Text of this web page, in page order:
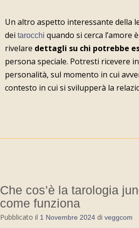
Un altro aspetto interessante della
dei tarocchi quando si cerca l’amore
rivelare dettagli su chi potrebbe
persona speciale. Potresti ricevere
personalità, sul momento in cui
contesto in cui si svilupperà la
Che cos’è la tarologia
come funziona
Pubblicato il 1 Novembre 2024 di veggcom